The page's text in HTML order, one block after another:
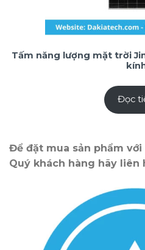
Tấm năng lượng mặt trời
Đọc
Để đặt mua sản phẩm
Quý khách hàng hãy liên